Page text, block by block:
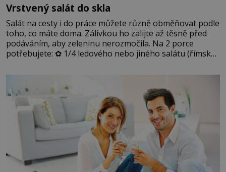
Vrstvený salát do skla
Salát na cesty i do práce můžete různě obměňovat podle
toho, co máte doma. Zálivkou ho zalijte až těsně před
podáváním, aby zeleninu nerozmočila. Na 2 porce
potřebujete: ✿ 1/4 ledového nebo jiného salátu (římský
okurky ✿ 2 rajčata Zálivka: ✿ 4 lžíce olivového oleje ✿ 1
lžíci citronové šťávy ✿ ½ stroužku